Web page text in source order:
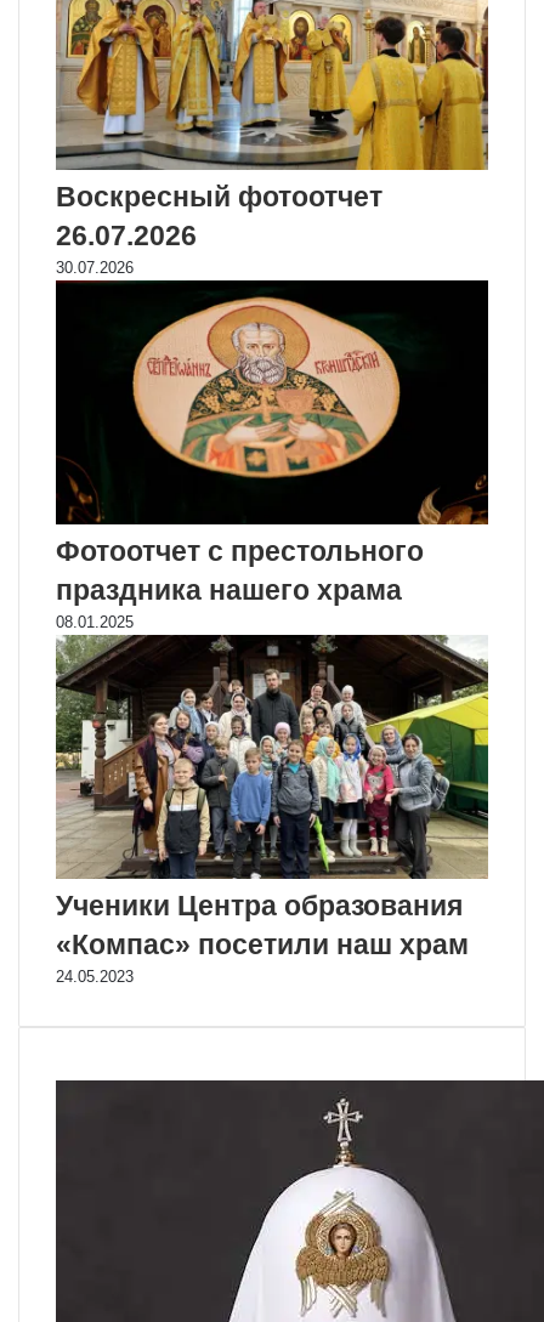
Воскресный фотоотчет
26.07.2026
30.07.2026
Фотоотчет с престольного
праздника нашего храма
08.01.2025
Ученики Центра образования
«Компас» посетили наш храм
24.05.2023